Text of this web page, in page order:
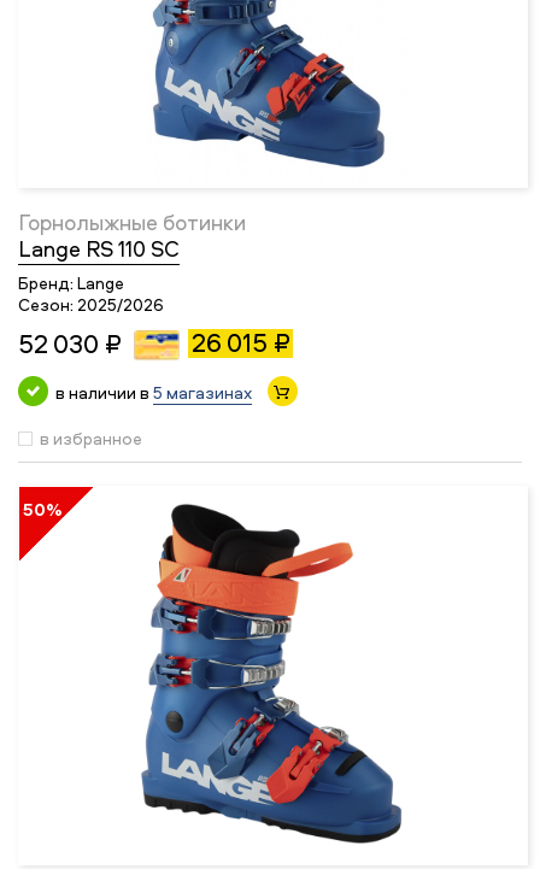
Горнолыжные ботинки
Lange RS 110 SC
Бренд: Lange
Сезон: 2025/2026
52 030 ₽ 26 015 ₽
в наличии в 5 магазинах
в избранное
50%